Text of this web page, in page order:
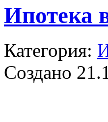
Ипотека
Категория:
Создано